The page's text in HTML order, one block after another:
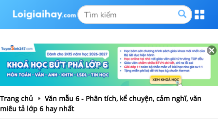
Trang chủ
Văn mẫu 6 - Phân tích, kể chuyện, cảm nghĩ, văn
miêu tả lớp 6 hay nhất